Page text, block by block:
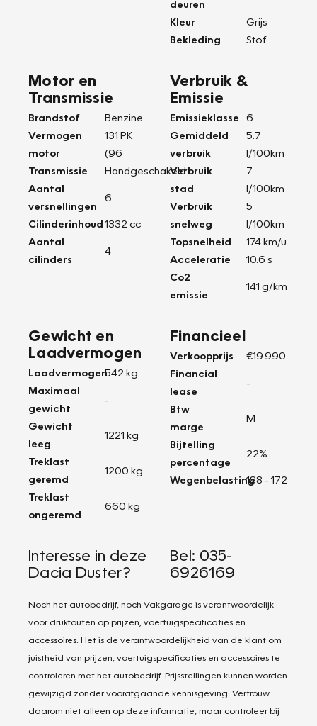
deuren
Kleur
Grijs
Bekleding
Stof
Motor en
Transmissie
Brandstof
Benzine
Vermogen
motor
131 PK
(96
Transmissie
Handgeschakeld
Aantal
versnellingen
6
Cilinderinhoud1332 cc
Aantal
cilinders
4
Verbruik &
Emissie
Emissieklasse
6
Gemiddeld
verbruik
5.7
l/100km
Verbruik
stad
7
l/100km
Verbruik
snelweg
5
l/100km
Topsnelheid
174 km/u
Acceleratie
10.6 s
Co2
emissie
141 g/km
Gewicht en
Laadvermogen
Laadvermogen542 kg
Maximaal
gewicht
-
Gewicht
leeg
1221 kg
Treklast
geremd
1200 kg
Treklast
ongeremd
660 kg
Financieel
Verkoopprijs
€19.990
Financial
lease
-
Btw
marge
M
Bijtelling
percentage
22%
Wegenbelasting188 - 172
Interesse in deze
Dacia Duster?
Bel: 035-
6926169
Noch het autobedrijf, noch Vakgarage is verantwoordelijk
voor drukfouten op prijzen, voertuigspecificaties en
accessoires. Het is de verantwoordelijkheid van de klant om
juistheid van prijzen, voertuigspecificaties en accessoires te
controleren met het autobedrijf. Prijsstellingen kunnen worden
gewijzigd zonder voorafgaande kennisgeving. Vertrouw
daarom niet alleen op deze informatie, maar controleer bij